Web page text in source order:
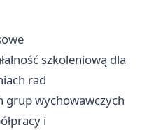
szkoleniową dla
rad
grup wychowawczych
i